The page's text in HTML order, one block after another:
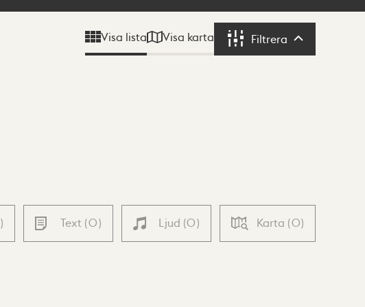
Visa lista Visa karta Filtrera Filtrera
) Text (0) Ljud (0) Karta (0)